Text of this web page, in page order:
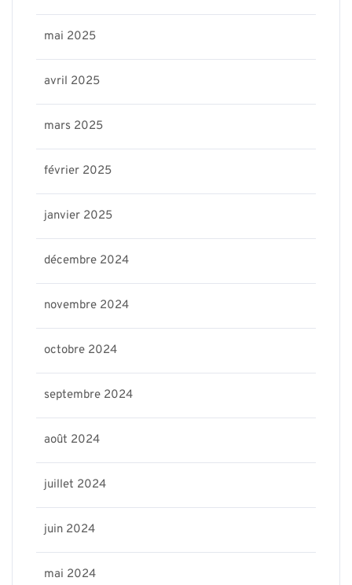
mai 2025
avril 2025
mars 2025
février 2025
janvier 2025
décembre 2024
novembre 2024
octobre 2024
septembre 2024
août 2024
juillet 2024
juin 2024
mai 2024